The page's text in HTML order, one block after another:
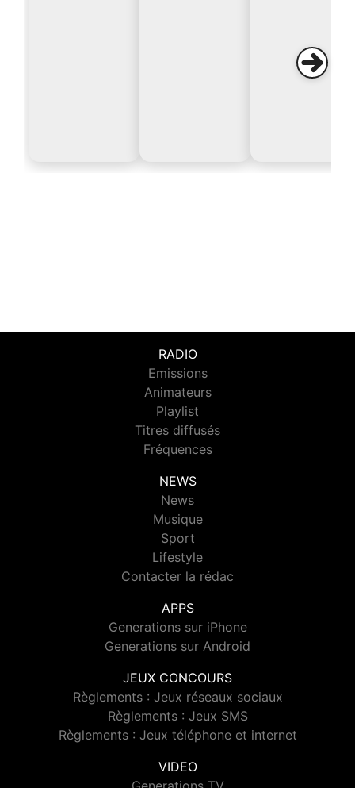
RADIO
Emissions
Animateurs
Playlist
Titres diffusés
Fréquences
NEWS
News
Musique
Sport
Lifestyle
Contacter la rédac
APPS
Generations sur iPhone
Generations sur Android
JEUX CONCOURS
Règlements : Jeux réseaux sociaux
Règlements : Jeux SMS
Règlements : Jeux téléphone et internet
VIDEO